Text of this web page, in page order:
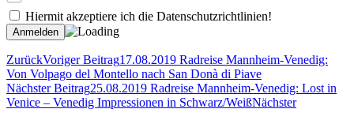
Hiermit akzeptiere ich die Datenschutzrichtlinien!
ZurückVoriger Beitrag17.08.2019 Radreise Mannheim-Venedig:
Von Volpago del Montello nach San Donà di Piave
Nächster Beitrag25.08.2019 Radreise Mannheim-Venedig: Lost in
Venice – Venedig Impressionen in Schwarz/WeißNächster